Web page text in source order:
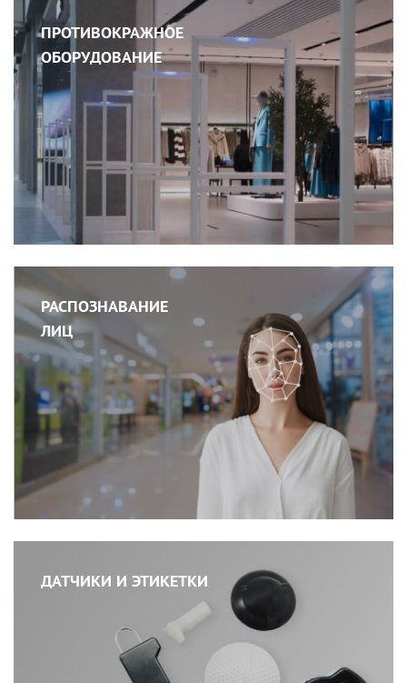
ПРОТИВОКРАЖНОЕ
ОБОРУДОВАНИЕ
РАСПОЗНАВАНИЕ
ЛИЦ
ДАТЧИКИ И ЭТИКЕТКИ